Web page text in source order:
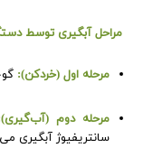
مراحل آبگیری توسط
مرحله اول (خردکن):
مرحله دوم
سانتریفیوژ آبگیری